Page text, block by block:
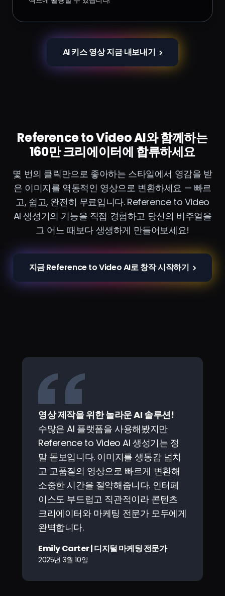
AI 키스 영상 지금 내보내기
Reference to Video AI와 함께하는
160만 크리에이터에 합류하세요
몇 번의 클릭만으로 좋아하는 스타일에서 영감을 받
은 이미지를 역동적인 영상으로 변환하세요 — 빠르
고, 쉽고, 완전히 무료입니다. Reference to Video
AI 생성기의 기능을 직접 경험하고 당신의 비주얼을
그 어느 때보다 생생하게 만들어보세요!
지금 Reference to Video AI로 창작 시작하기
영상 제작을 위한 놀라운 AI 솔루션!
수많은 AI 플랫폼을 사용해봤지만
Reference to Video AI 생성기는 정
말 돋보입니다. 이미지를 생동감 넘치
고 고품질의 영상으로 빠르게 변환해
소중한 시간을 절약해줍니다. 인터페
이스도 부드럽고 직관적이라 콘텐츠
크리에이터와 마케팅 전문가 모두에게
완벽합니다.
Emily Carter | 디지털 마케팅 전문가
2025년 3월 10일